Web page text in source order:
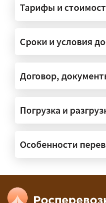
— На тралах и
платформах,
конструкции.
под конкретные
организуем.
прикрытия
груза и
Тарифы и
Сроки и условия
Договор,
Погрузка и
Особенности